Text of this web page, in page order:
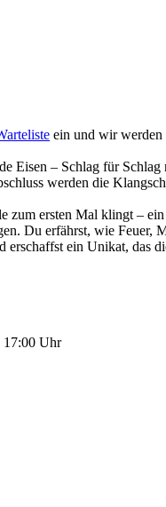
ein und wir
Eisen – Schlag für
werden die
zum ersten Mal klingt –
Du erfährst, wie Feuer,
ein Unikat, das
17:00 Uhr